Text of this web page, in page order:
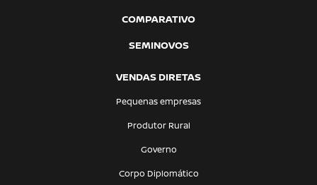
COMPARATIVO
SEMINOVOS
VENDAS DIRETAS
Pequenas empresas
Produtor Rural
Governo
Corpo Diplomático